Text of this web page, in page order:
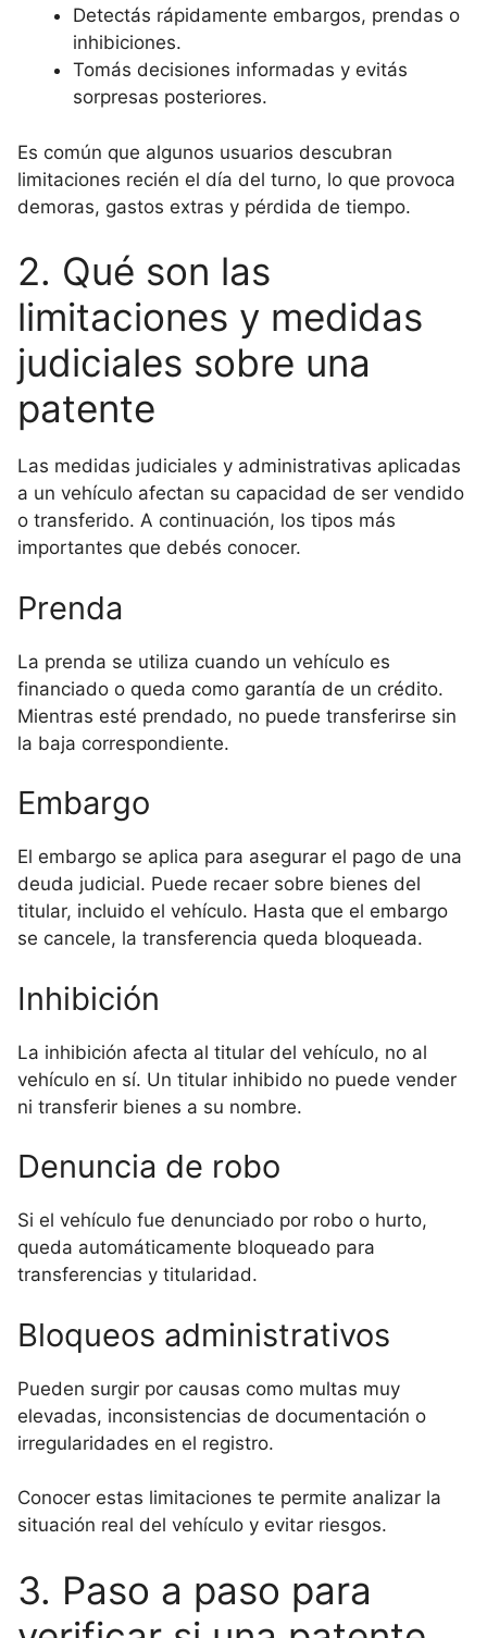
Detectás rápidamente embargos, prendas o
inhibiciones.
Tomás decisiones informadas y evitás
sorpresas posteriores.
Es común que algunos usuarios descubran
limitaciones recién el día del turno, lo que provoca
demoras, gastos extras y pérdida de tiempo.
2. Qué son las
limitaciones y medidas
judiciales sobre una
patente
Las medidas judiciales y administrativas aplicadas
a un vehículo afectan su capacidad de ser vendido
o transferido. A continuación, los tipos más
importantes que debés conocer.
Prenda
La prenda se utiliza cuando un vehículo es
financiado o queda como garantía de un crédito.
Mientras esté prendado, no puede transferirse sin
la baja correspondiente.
Embargo
El embargo se aplica para asegurar el pago de una
deuda judicial. Puede recaer sobre bienes del
titular, incluido el vehículo. Hasta que el embargo
se cancele, la transferencia queda bloqueada.
Inhibición
La inhibición afecta al titular del vehículo, no al
vehículo en sí. Un titular inhibido no puede vender
ni transferir bienes a su nombre.
Denuncia de robo
Si el vehículo fue denunciado por robo o hurto,
queda automáticamente bloqueado para
transferencias y titularidad.
Bloqueos administrativos
Pueden surgir por causas como multas muy
elevadas, inconsistencias de documentación o
irregularidades en el registro.
Conocer estas limitaciones te permite analizar la
situación real del vehículo y evitar riesgos.
3. Paso a paso para